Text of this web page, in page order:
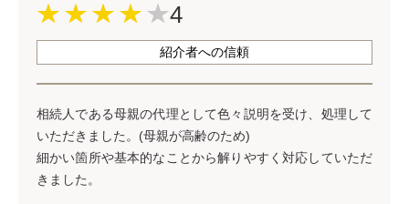
4
紹介者への信頼
相続人である母親の代理として色々説明を受け、処理して
いただきました。(母親が高齢のため)
細かい箇所や基本的なことから解りやすく対応していただ
きました。